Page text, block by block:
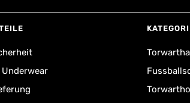
Underwear